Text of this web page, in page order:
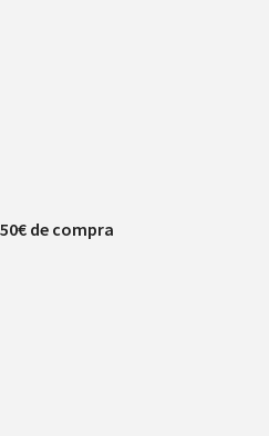
de compra